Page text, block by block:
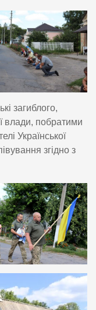
загиблого,
влади, побратими
Української
згідно з